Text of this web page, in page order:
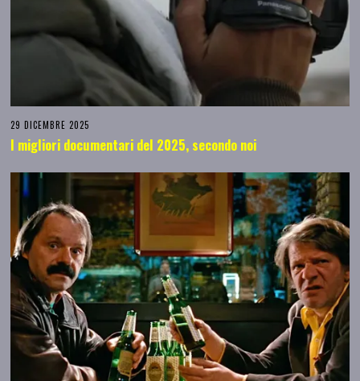
29 DICEMBRE 2025
I migliori documentari del 2025, secondo noi